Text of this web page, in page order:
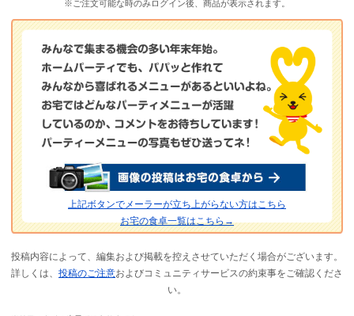
※ご注文可能な時のみログイン後、商品が表示されます。
上記ボタンでメーラーが立ち上がらない方はこちら
お宅の食卓一覧はこちら→
投稿内容によって、編集および掲載を控えさせていただく場合がございます。
詳しくは、 投稿のご注意およびコミュニティサービスの約束事をご確認くださ
い。